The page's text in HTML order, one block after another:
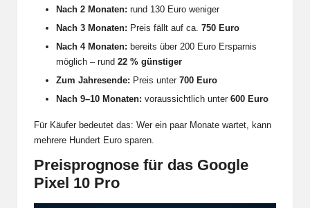
Nach 2 Monaten: rund 130 Euro weniger
Nach 3 Monaten: Preis fällt auf ca. 750 Euro
Nach 4 Monaten: bereits über 200 Euro Ersparnis
möglich – rund 22 % günstiger
Zum Jahresende: Preis unter 700 Euro
Nach 9–10 Monaten: voraussichtlich unter 600 Euro
Für Käufer bedeutet das: Wer ein paar Monate wartet, kann
mehrere Hundert Euro sparen.
Preisprognose für das Google
Pixel 10 Pro